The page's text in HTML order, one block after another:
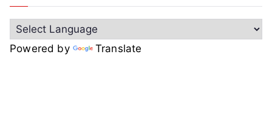
Powered by Translate